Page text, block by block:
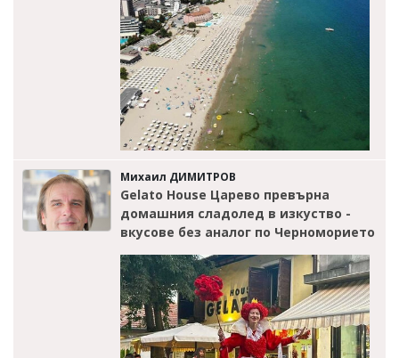
Михаил ДИМИТРОВ
Gelato House Царево превърна
домашния сладолед в изкуство -
вкусове без аналог по Черноморието